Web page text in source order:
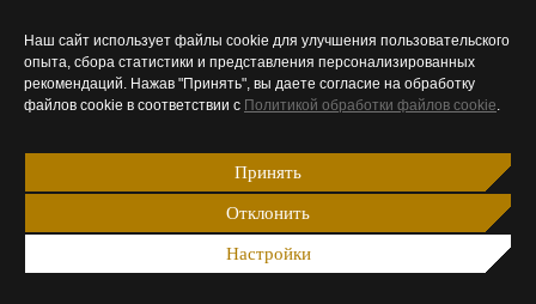
Наш сайт использует файлы cookie для улучшения пользовательского
опыта, сбора статистики и представления персонализированных
рекомендаций. Нажав "Принять", вы даете согласие на обработку
файлов cookie в соответствии с Политикой обработки файлов cookie.
Принять
Отклонить
Настройки